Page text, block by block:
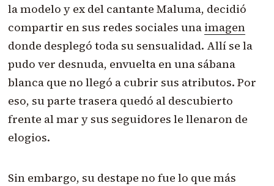
la modelo y ex del cantante Maluma, decidió
compartir en sus redes sociales una imagen
donde desplegó toda su sensualidad. Allí se la
pudo ver desnuda, envuelta en una sábana
blanca que no llegó a cubrir sus atributos. Por
eso, su parte trasera quedó al descubierto
frente al mar y sus seguidores le llenaron de
elogios.
Sin embargo, su destape no fue lo que más